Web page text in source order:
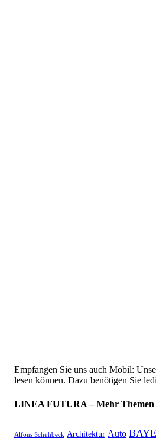
Empfangen Sie uns auch Mobil:
lesen können. Dazu benötigen Sie
LINEA FUTURA – Mehr Themen
Alfons Schuhbeck Architektur Auto